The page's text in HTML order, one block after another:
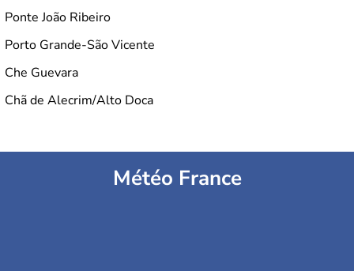
Ponte João Ribeiro
Porto Grande-São Vicente
Che Guevara
Chã de Alecrim/Alto Doca
Météo France